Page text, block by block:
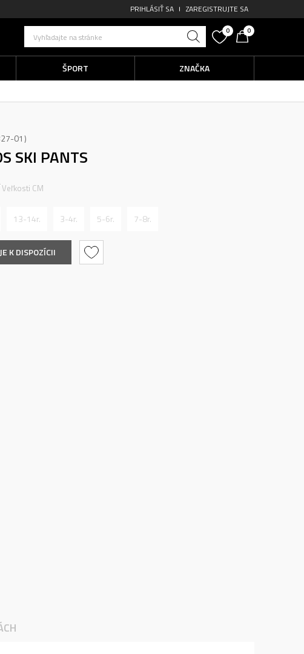
PRIHLÁSIŤ SA ZAREGISTRUJTE SA
Vyhľadajte na stránke
0 0
ŠPORT
ZNAČKA
01
SKI PANTS
Veľkosti CM
13-14r. 3-4r. 5-6r. 7-8r.
K DISPOZÍCII